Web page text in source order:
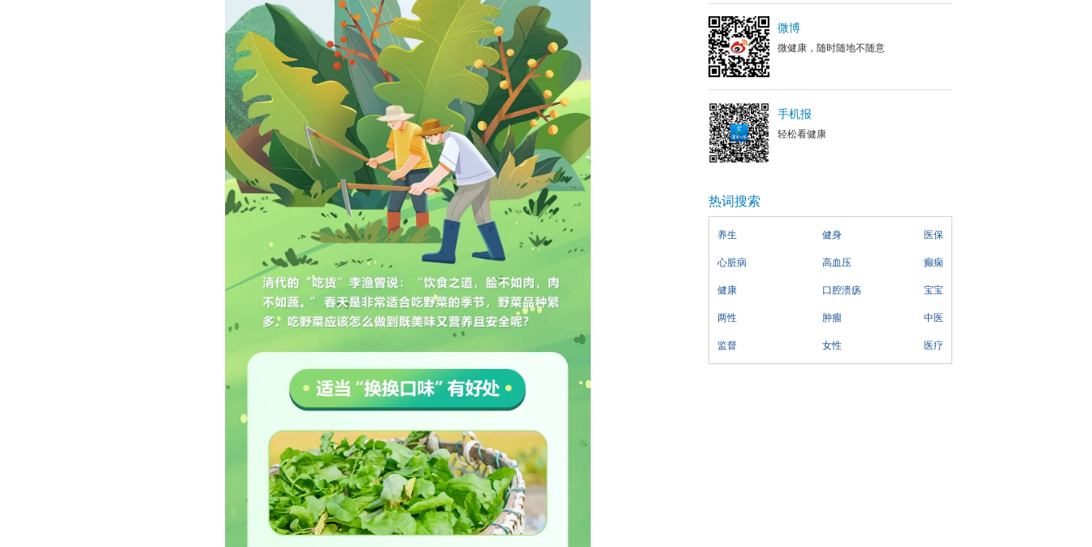
微博
微健康，随时随地不随意
手机报
轻松看健康
热词搜索
养生 健身 医保
心脏病 高血压 癫痫
健康 口腔溃疡 宝宝
两性 肿瘤 中医
监督 女性 医疗